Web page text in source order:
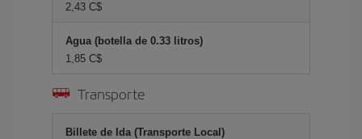
2,43 C$
Agua (botella de 0.33 litros)
1,85 C$
Transporte
Billete de Ida (Transporte Local)